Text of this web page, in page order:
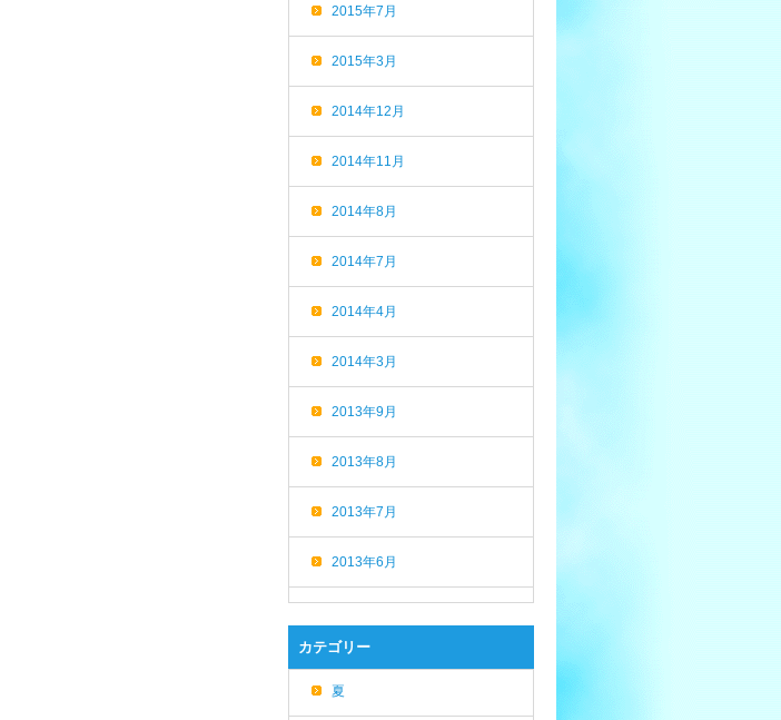
2015年7月
2015年3月
2014年12月
2014年11月
2014年8月
2014年7月
2014年4月
2014年3月
2013年9月
2013年8月
2013年7月
2013年6月
カテゴリー
夏